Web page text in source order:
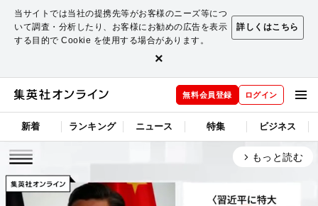
当サイトでは当社の提携先等がお客様のニーズ等につ
いて調査・分析したり、お客様にお勧めの広告を表示
する目的で Cookie を使用する場合があります。
詳しくはこちら
×
無料会員登録 ログイン
新着 ランキング ニュース 特集 ビジネス
arrow_forward_ios もっと読む